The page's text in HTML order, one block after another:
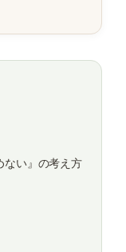
ない』の考え方